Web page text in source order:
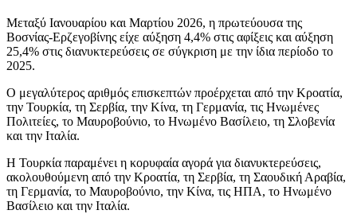
Μεταξύ Ιανουαρίου και Μαρτίου 2026, η πρωτεύουσα της
Βοσνίας-Ερζεγοβίνης είχε αύξηση 4,4% στις αφίξεις και αύξηση
25,4% στις διανυκτερεύσεις σε σύγκριση με την ίδια περίοδο το
2025.
Ο μεγαλύτερος αριθμός επισκεπτών προέρχεται από την Κροατία,
την Τουρκία, τη Σερβία, την Κίνα, τη Γερμανία, τις Ηνωμένες
Πολιτείες, το Μαυροβούνιο, το Ηνωμένο Βασίλειο, τη Σλοβενία ​​
και την Ιταλία.
Η Τουρκία παραμένει η κορυφαία αγορά για διανυκτερεύσεις,
ακολουθούμενη από την Κροατία, τη Σερβία, τη Σαουδική Αραβία,
τη Γερμανία, το Μαυροβούνιο, την Κίνα, τις ΗΠΑ, το Ηνωμένο
Βασίλειο και την Ιταλία.